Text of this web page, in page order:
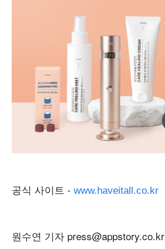
공식 사이트 - www.haveitall.co.kr
원수연 기자 press@appstory.co.kr